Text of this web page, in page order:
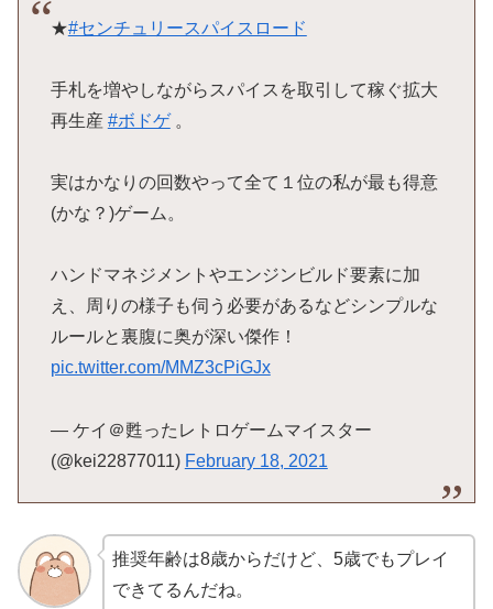
★#センチュリースパイスロード
手札を増やしながらスパイスを取引して稼ぐ拡大
再生産 #ボドゲ。
実はかなりの回数やって全て１位の私が最も得意
(かな？)ゲーム。
ハンドマネジメントやエンジンビルド要素に加
え、周りの様子も伺う必要があるなどシンプルな
ルールと裏腹に奥が深い傑作！
pic.twitter.com/MMZ3cPiGJx
— ケイ＠甦ったレトロゲームマイスター
(@kei22877011) February 18, 2021
推奨年齢は8歳からだけど、5歳でもプレイ
できてるんだね。